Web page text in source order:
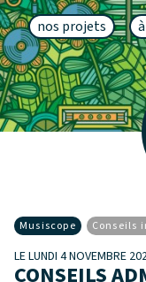
nos projets
Musiscope Conseils
LE LUNDI 4 NOVEMBRE
CONSEILS